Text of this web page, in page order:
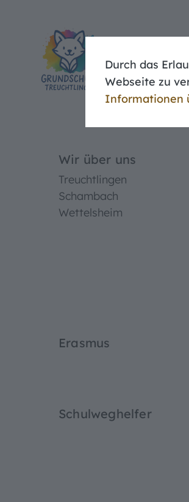
Durch das
Webseite zu
Informationen
Home
Blaue und rote Woche
Wir über uns
Treuchtlingen
Schambach
Wettelsheim
Erasmus
Schulweghelfer